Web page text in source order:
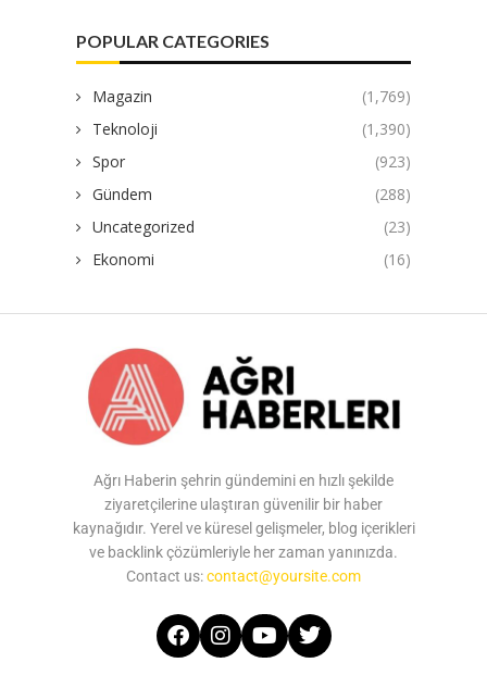
POPULAR CATEGORIES
Magazin
(1,769)
Teknoloji
(1,390)
Spor
(923)
Gündem
(288)
Uncategorized
(23)
Ekonomi
(16)
Ağrı Haberin şehrin gündemini en hızlı şekilde
ziyaretçilerine ulaştıran güvenilir bir haber
kaynağıdır. Yerel ve küresel gelişmeler, blog içerikleri
ve backlink çözümleriyle her zaman yanınızda.
Contact us:contact@yoursite.com